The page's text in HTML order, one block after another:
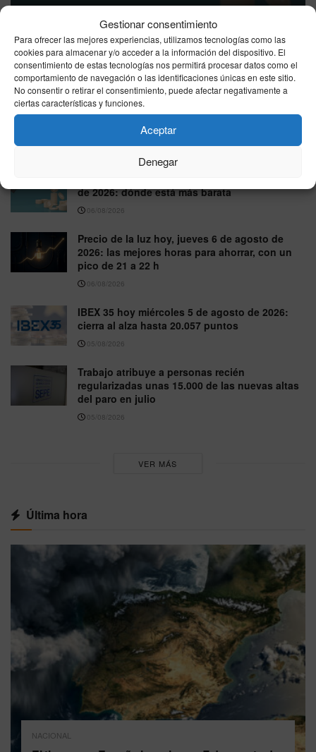
Gestionar consentimiento
Para ofrecer las mejores experiencias, utilizamos tecnologías como las
cookies para almacenar y/o acceder a la información del dispositivo. El
consentimiento de estas tecnologías nos permitirá procesar datos como el
comportamiento de navegación o las identificaciones únicas en este sitio.
No consentir o retirar el consentimiento, puede afectar negativamente a
ciertas características y funciones.
Aceptar
Denegar
IBEX 35, jueves 6 de agosto de 2026: cierra al
alza y roza los 20.279 puntos
06/08/2026
Dinero de tus padres para comprar casa: cómo
evitar que Hacienda lo considere una
de 2026: dónde está más barata
06/08/2026
Precio de la luz hoy, jueves 6 de agosto de
2026: las mejores horas para ahorrar, con un
pico de 21 a 22 h
06/08/2026
IBEX 35 hoy miércoles 5 de agosto de 2026:
cierra al alza hasta 20.057 puntos
05/08/2026
Trabajo atribuye a personas recién
regularizadas unas 15.000 de las nuevas altas
del paro en julio
05/08/2026
VER MÁS
Última hora
NACIONAL